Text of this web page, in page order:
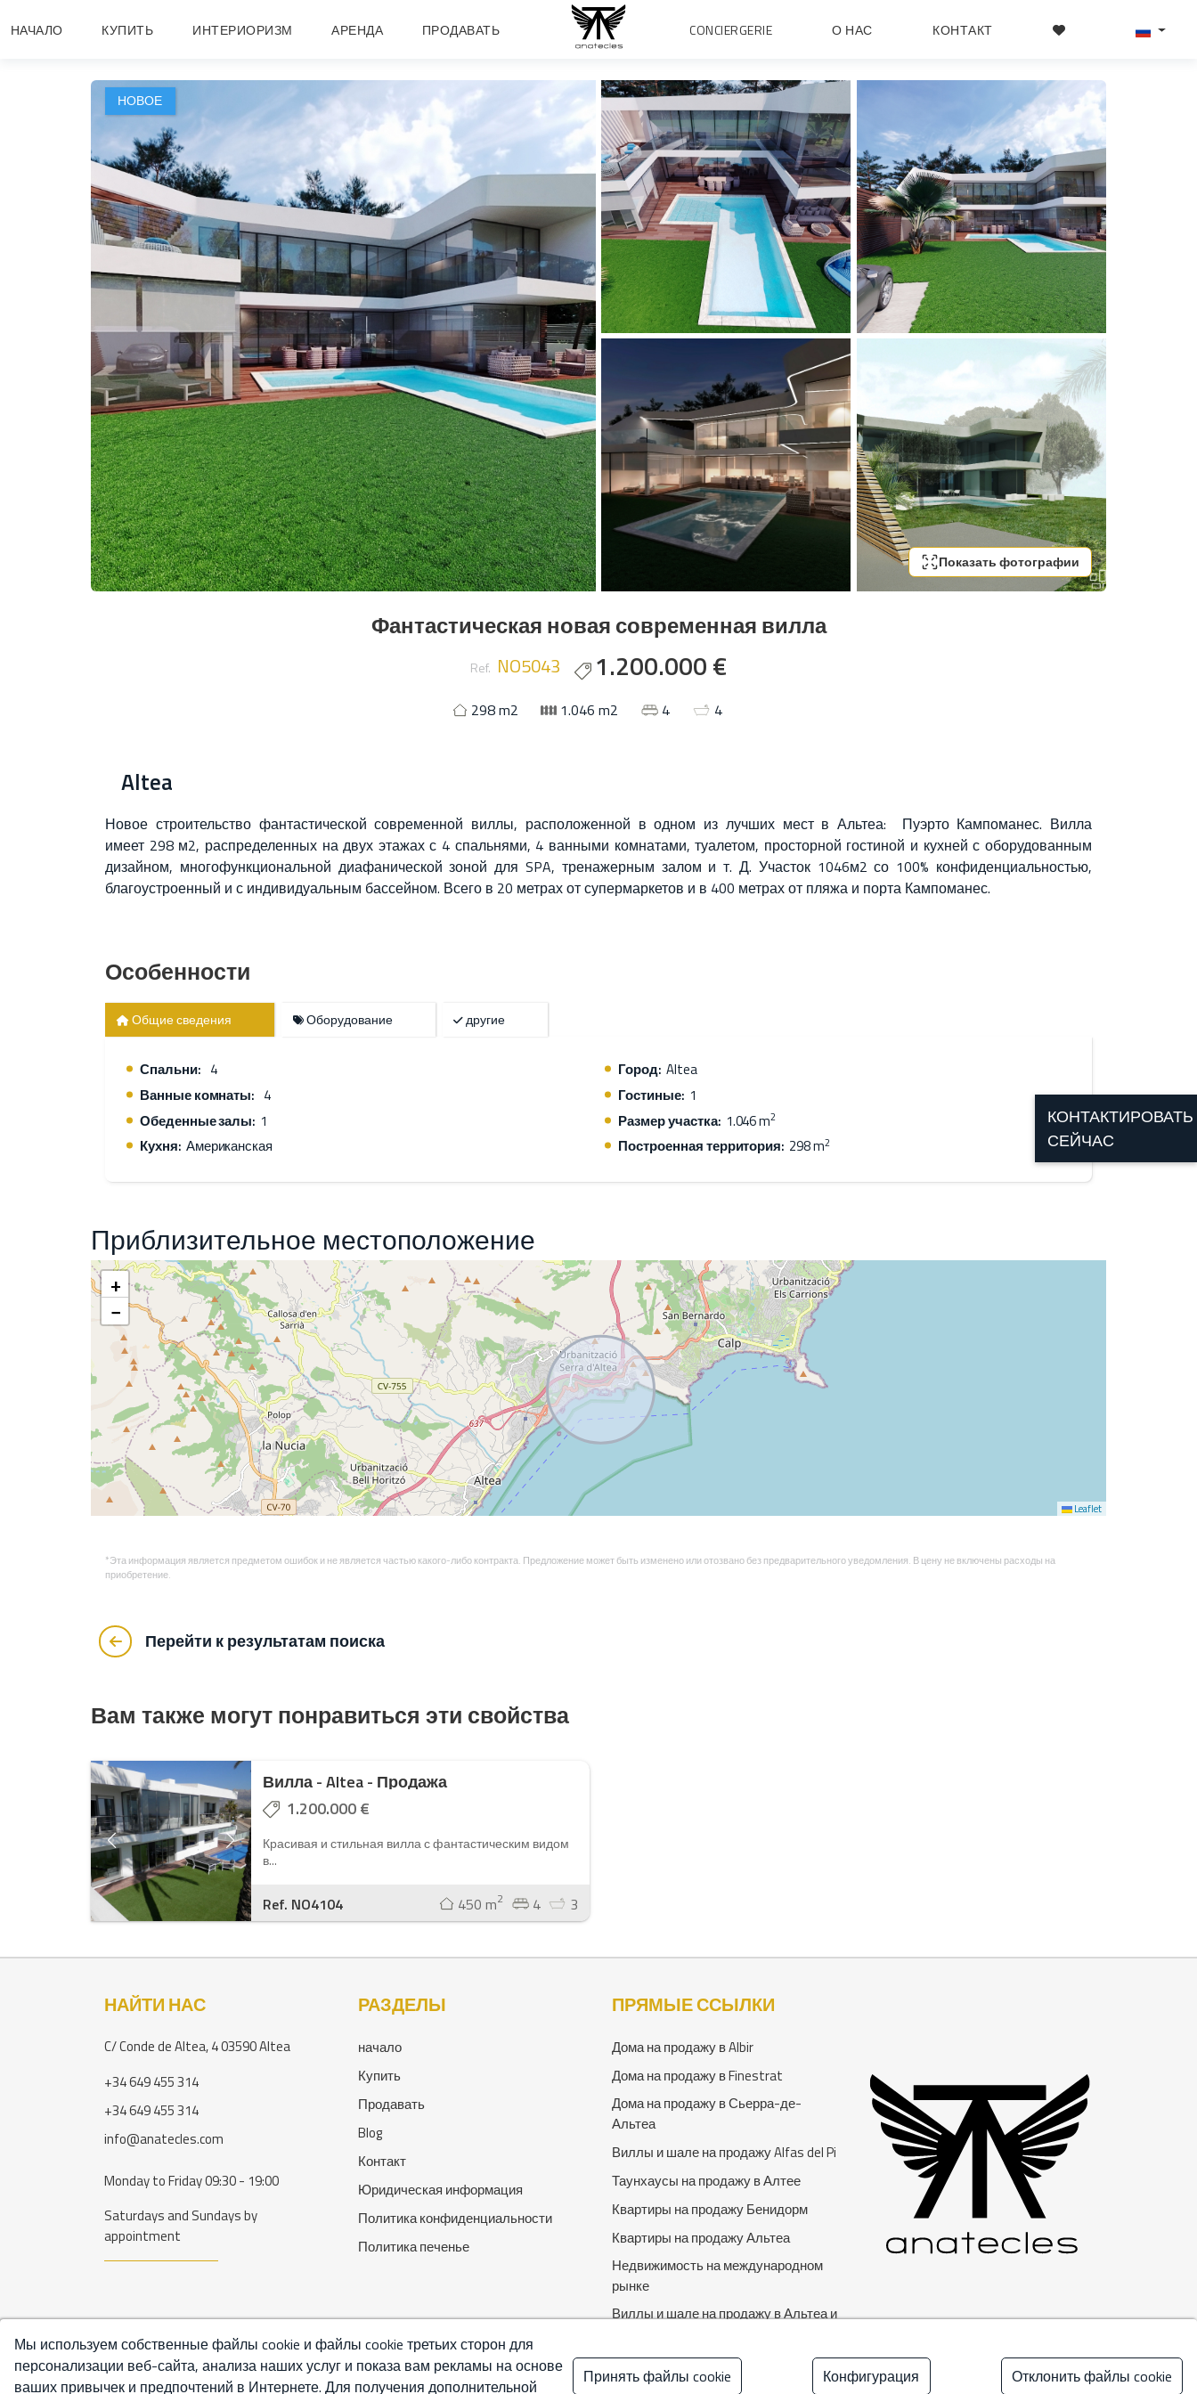
НАЧАЛО КУПИТЬ ИНТЕРИОРИЗМ АРЕНДА ПРОДАВАТЬ CONCIERGERIE О НАС КОНТАКТ
НОВОЕ
Показать фотографии
Фантастическая новая современная вилла
Ref. NO5043 1.200.000 €
298 m2 1.046 m2 4 4
КОНТАКТИРОВАТЬ
СЕЙЧАС
Altea
Новое строительство фантастической современной виллы, расположенной в одном из лучших мест в Альтеа: Пуэрто Кампоманес. Вилла
имеет 298 м2, распределенных на двух этажах с 4 спальнями, 4 ванными комнатами, туалетом, просторной гостиной и кухней с оборудованным
дизайном, многофункциональной диафанической зоной для SPA, тренажерным залом и т. Д. Участок 1046м2 со 100% конфиденциальностью,
благоустроенный и с индивидуальным бассейном. Всего в 20 метрах от супермаркетов и в 400 метрах от пляжа и порта Кампоманес.
Особенности
Общие сведения Оборудование другие
Спальни: 4 Город: Altea
Ванные комнаты: 4 Гостиные: 1
Обеденные залы: 1 Размер участка: 1.046 m2
Кухня: Американская Построенная территория: 298 m2
Приблизительное местоположение
+
−
Leaflet
*Эта информация является предметом ошибок и не является частью какого-либо контракта. Предложение может быть изменено или отозвано без предварительного уведомления. В цену не включены расходы на
приобретение.
Перейти к результатам поиска
Вам также могут понравиться эти свойства
Вилла - Altea - Продажа
1.200.000 €
Красивая и стильная вилла с фантастическим видом
в...
Ref. NO4104 450 m2 4 3
НАЙТИ НАС
C/ Conde de Altea, 4 03590 Altea
+34 649 455 314
+34 649 455 314
info@anatecles.com
Monday to Friday 09:30 - 19:00
Saturdays and Sundays by
appointment
РАЗДЕЛЫ
начало
Купить
Продавать
Blog
Контакт
Юридическая информация
Политика конфиденциальности
Политика печенье
ПРЯМЫЕ ССЫЛКИ
Дома на продажу в Albir
Дома на продажу в Finestrat
Дома на продажу в Сьерра-де-
Альтеа
Виллы и шале на продажу Alfas del Pi
Таунхаусы на продажу в Алтее
Квартиры на продажу Бенидорм
Квартиры на продажу Альтеа
Недвижимость на международном
рынке
Виллы и шале на продажу в Альтеа и
Мы используем собственные файлы cookie и файлы cookie третьих сторон для
персонализации веб-сайта, анализа наших услуг и показа вам рекламы на основе
ваших привычек и предпочтений в Интернете. Для получения дополнительной
Принять файлы cookie Конфигурация Отклонить файлы cookie
1 / 10